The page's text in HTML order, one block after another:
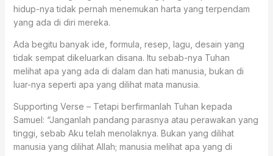
hidup-nya tidak pernah menemukan harta yang terpendam
yang ada di diri mereka.
Ada begitu banyak ide, formula, resep, lagu, desain yang
tidak sempat dikeluarkan disana. Itu sebab-nya Tuhan
melihat apa yang ada di dalam dan hati manusia, bukan di
luar-nya seperti apa yang dilihat mata manusia.
Supporting Verse – Tetapi berfirmanlah Tuhan kepada
Samuel: “Janganlah pandang parasnya atau perawakan yang
tinggi, sebab Aku telah menolaknya. Bukan yang dilihat
manusia yang dilihat Allah; manusia melihat apa yang di